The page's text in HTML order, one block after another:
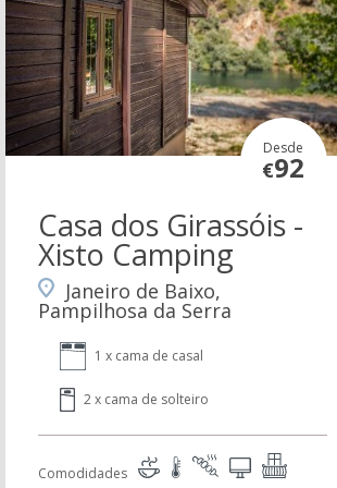
Desde
€92
Casa dos Girassóis -
Xisto Camping
Janeiro de Baixo,
Pampilhosa da Serra
1 x cama de casal
2 x cama de solteiro
Comodidades